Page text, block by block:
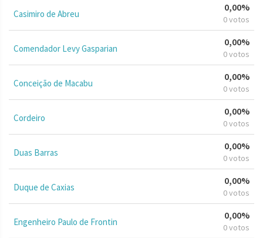
Casimiro de Abreu
0,00%
0 votos
Comendador Levy Gasparian
0,00%
0 votos
Conceição de Macabu
0,00%
0 votos
Cordeiro
0,00%
0 votos
Duas Barras
0,00%
0 votos
Duque de Caxias
0,00%
0 votos
Engenheiro Paulo de Frontin
0,00%
0 votos